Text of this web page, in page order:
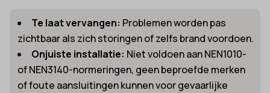
Te laat vervangen: Problemen worden pas
zichtbaar als zich storingen of zelfs brand voordoen.
Onjuiste installatie: Niet voldoen aan NEN1010-
of NEN3140-normeringen, geen beproefde merken
of foute aansluitingen kunnen voor gevaarlijke